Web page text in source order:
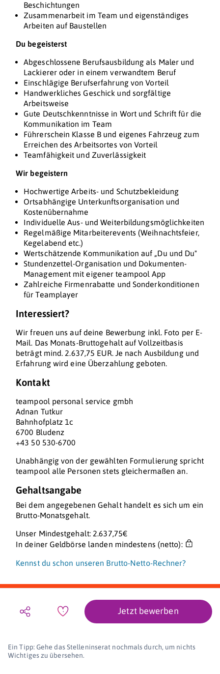
Beschichtungen
Zusammenarbeit im Team und eigenständiges
Arbeiten auf Baustellen
Du begeisterst
Abgeschlossene Berufsausbildung als Maler und
Lackierer oder in einem verwandtem Beruf
Einschlägige Berufserfahrung von Vorteil
Handwerkliches Geschick und sorgfältige
Arbeitsweise
Gute Deutschkenntnisse in Wort und Schrift für die
Kommunikation im Team
Führerschein Klasse B und eigenes Fahrzeug zum
Erreichen des Arbeitsortes von Vorteil
Teamfähigkeit und Zuverlässigkeit
Wir begeistern
Hochwertige Arbeits- und Schutzbekleidung
Ortsabhängige Unterkunftsorganisation und
Kostenübernahme
Individuelle Aus- und Weiterbildungsmöglichkeiten
Regelmäßige Mitarbeiterevents (Weihnachtsfeier,
Kegelabend etc.)
Wertschätzende Kommunikation auf „Du und Du"
Stundenzettel-Organisation und Dokumenten-
Management mit eigener teampool App
Zahlreiche Firmenrabatte und Sonderkonditionen
für Teamplayer
Interessiert?
Wir freuen uns auf deine Bewerbung inkl. Foto per E-
Mail. Das Monats-Bruttogehalt auf Vollzeitbasis
beträgt mind. 2.637,75 EUR. Je nach Ausbildung und
Erfahrung wird eine Überzahlung geboten.
Kontakt
teampool personal service gmbh
Adnan Tutkur
Bahnhofplatz 1c
6700 Bludenz
+43 50 530-6700
Unabhängig von der gewählten Formulierung spricht
teampool alle Personen stets gleichermaßen an.
Gehaltsangabe
Bei dem angegebenen Gehalt handelt es sich um ein
Brutto-Monatsgehalt.
Unser Mindestgehalt: 2.637,75€
In deiner Geldbörse landen mindestens (netto):
Kennst du schon unseren Brutto-Netto-Rechner?
Jetzt bewerben
Ein Tipp: Gehe das Stelleninserat nochmals durch, um nichts
Wichtiges zu übersehen.